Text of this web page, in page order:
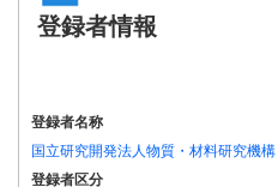
登録者情報
登録者名称
国立研究開発法人物質・材料研究機構
登録者区分